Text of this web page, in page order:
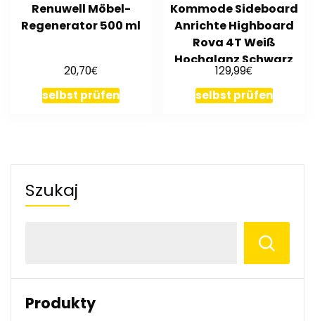
Renuwell Möbel-
Regenerator 500 ml
20,70€
selbst prüfen
Kommode Sideboard
Anrichte Highboard
Rova 4T Weiß
Hochglanz Schwarz
Beton Schiefer
129,99€
selbst prüfen
Szukaj
Produkty